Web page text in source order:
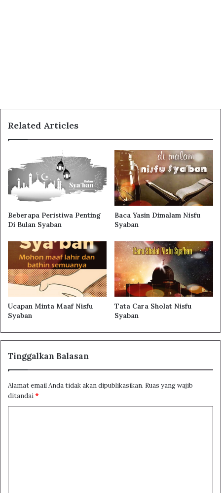
Related Articles
Beberapa Peristiwa Penting
Di Bulan Syaban
Baca Yasin Dimalam Nisfu
Syaban
Ucapan Minta Maaf Nisfu
Syaban
Tata Cara Sholat Nisfu
Syaban
Tinggalkan Balasan
Alamat email Anda tidak akan dipublikasikan. Ruas yang wajib
ditandai*